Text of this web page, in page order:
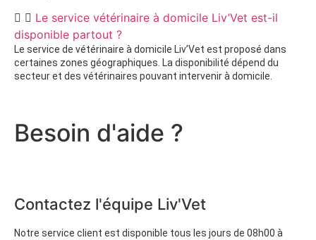
Le service vétérinaire à domicile Liv’Vet est-il
disponible partout ?
Le service de vétérinaire à domicile Liv’Vet est proposé dans
certaines zones géographiques. La disponibilité dépend du
secteur et des vétérinaires pouvant intervenir à domicile.
Besoin d'aide ?
Contactez l'équipe Liv'Vet
Notre service client est disponible tous les jours de 08h00 à